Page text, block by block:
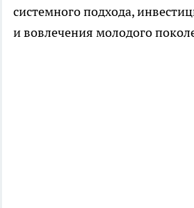
системного подхода,
и вовлечения молодого